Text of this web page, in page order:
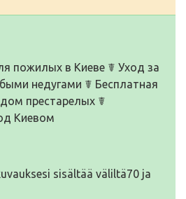
пожилых в Киеве ☤ Уход за
недугами ☤ Бесплатная
престарелых ☤
Киевом
sisältää väliltä70 ja